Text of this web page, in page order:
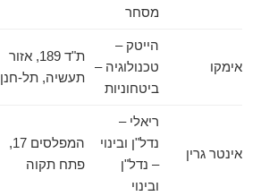
מסחר
אימקו
הייטק –
טכנולוגיה –
ביטחוניות
ת"ד 189, אזור
תעשיה, תל-חנן
אינטר גרין
ריאלי –
נדל"ן ובינוי
– נדל"ן
ובינוי
המפלסים 17,
פתח תקוה